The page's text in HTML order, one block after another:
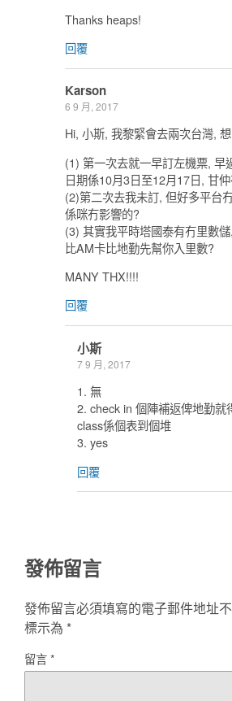
Thanks heaps!
回覆
Karson
6 9 月, 2017
Hi, 小斯, 我黎緊會去兩次台灣,
(1) 第一次去就一早訂左機票, 早
日期係10月3日至12月17日, 甘
(2)第二次去我未訂, 但好多平台
係咪冇影響的?
(3) 其實我平時塔國泰有冇里數
比AM卡比地勤先幫你入里數?
MANY THX!!!!
回覆
小斯
7 9 月, 2017
1. 無
2. check in 個陣補返俾地勤
class係個表到個堆
3. yes
回覆
發佈留言
發佈留言必須填寫的電子郵件地址
標示為 *
留言*